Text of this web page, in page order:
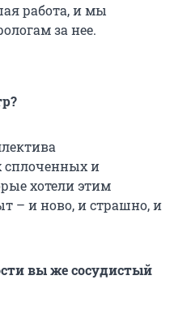
работа, и мы
за нее.
сплоченных и
хотели этим
– и ново, и страшно, и
вы же сосудистый